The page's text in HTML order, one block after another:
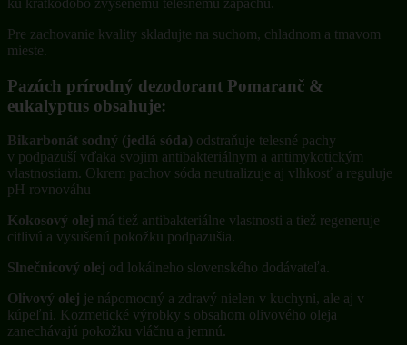
ku krátkodobo zvýšenému telesnému zápachu.
Pre zachovanie kvality skladujte na suchom, chladnom a tmavom
mieste.
Pazúch prírodný dezodorant Pomaranč &
eukalyptus obsahuje:
Bikarbonát sodný (jedlá sóda) odstraňuje telesné pachy
v podpazuší vďaka svojim antibakteriálnym a antimykotickým
vlastnostiam. Okrem pachov sóda neutralizuje aj vlhkosť a reguluje
pH rovnováhu
Kokosový olej má tiež antibakteriálne vlastnosti a tiež regeneruje
citlivú a vysušenú pokožku podpazušia.
Slnečnicový olej od lokálneho slovenského dodávateľa.
Olivový olej je nápomocný a zdravý nielen v kuchyni, ale aj v
kúpeľni. Kozmetické výrobky s obsahom olivového oleja
zanechávajú pokožku vláčnu a jemnú.